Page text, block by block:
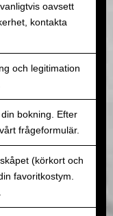
oavsett
kontakta
och legitimation
bokning. Efter
frågeformulär.
(körkort och
favoritkostym.